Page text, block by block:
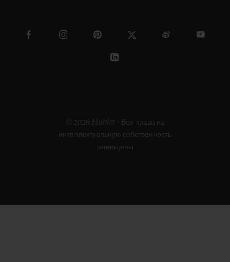
© 2026 Hublot - Все права на
интеллектуальную собственность
защищены